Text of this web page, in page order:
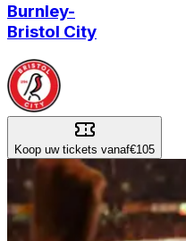
Burnley-
Bristol City
Koop uw tickets vanaf€105